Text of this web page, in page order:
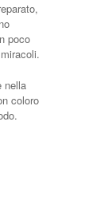
poco
nella
coloro